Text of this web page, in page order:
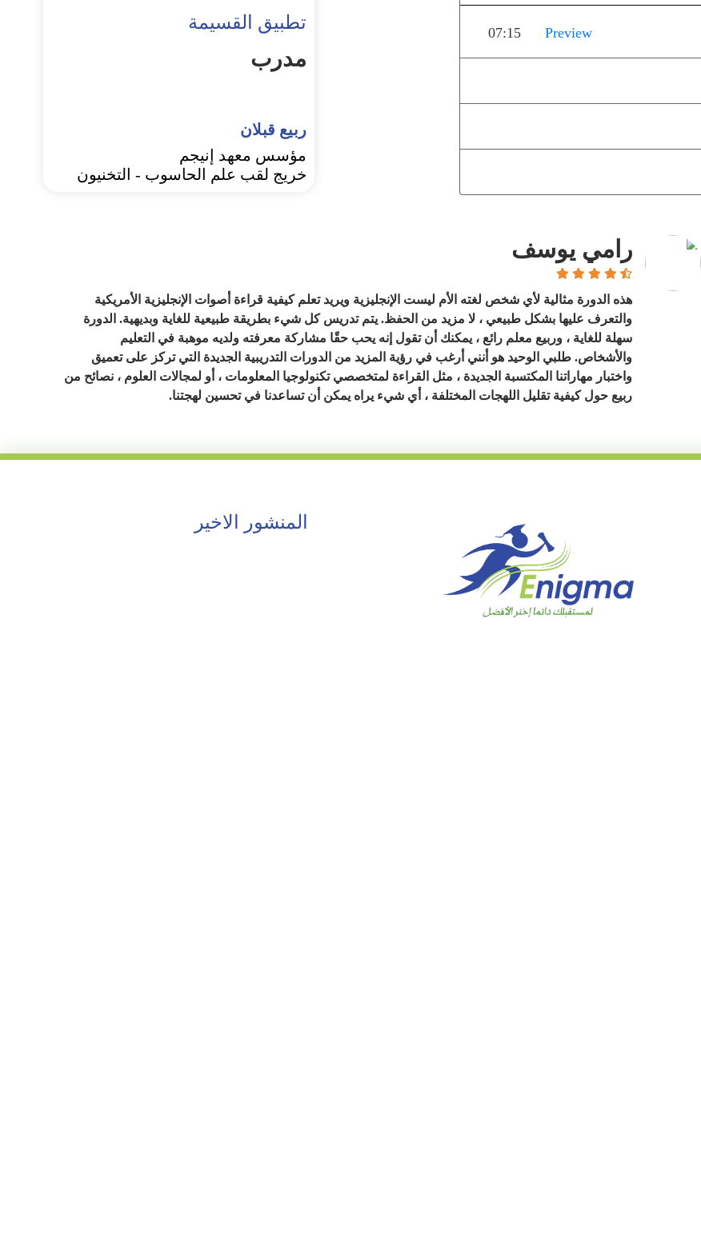
Preview
07:15
تطبيق القسيمة
مدرب
ربيع قبلان
مؤسس معهد إنيجم
خريج لقب علم الحاسوب - التخنيون
رامي يوسف
هذه الدورة مثالية لأي شخص لغته الأم ليست الإنجليزية ويريد تعلم كيفية قراءة أصوات الإنجليزية الأمريكية
والتعرف عليها بشكل طبيعي ، لا مزيد من الحفظ. يتم تدريس كل شيء بطريقة طبيعية للغاية وبديهية. الدورة
سهلة للغاية ، وربيع معلم رائع ، يمكنك أن تقول إنه يحب حقًا مشاركة معرفته ولديه موهبة في التعليم
والأشخاص. طلبي الوحيد هو أنني أرغب في رؤية المزيد من الدورات التدريبية الجديدة التي تركز على تعميق
واختبار مهاراتنا المكتسبة الجديدة ، مثل القراءة لمتخصصي تكنولوجيا المعلومات ، أو لمجالات العلوم ، نصائح من
ربيع حول كيفية تقليل اللهجات المختلفة ، أي شيء يراه يمكن أن تساعدنا في تحسين لهجتنا.
المنشور الاخير